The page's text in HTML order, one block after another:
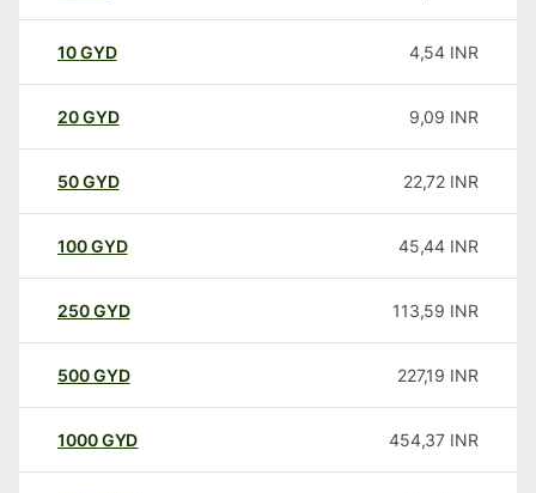
10GYD 4,54 INR
20GYD 9,09 INR
50GYD 22,72 INR
100GYD 45,44 INR
250GYD 113,59 INR
500GYD 227,19 INR
1000GYD 454,37 INR